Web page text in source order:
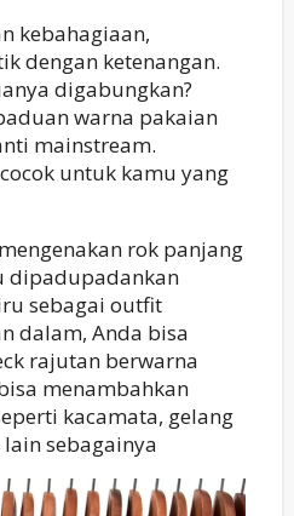
kebahagiaan,
dengan ketenangan.
digabungkan?
warna pakaian
mainstream.
untuk kamu yang
rok panjang
dipadupadankan
sebagai outfit
dalam, Anda bisa
rajutan berwarna
menambahkan
kacamata, gelang
sebagainya